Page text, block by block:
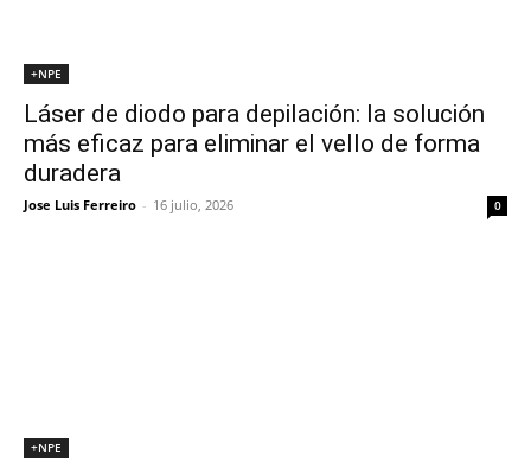
+NPE
Láser de diodo para depilación: la solución
más eficaz para eliminar el vello de forma
duradera
Jose Luis Ferreiro - 16 julio, 2026 0
+NPE